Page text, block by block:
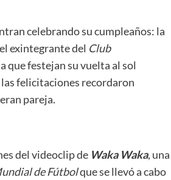
celebrando su cumpleaños: la
exintegrante del Club
que festejan su vuelta al sol
las felicitaciones recordaron
pareja.
del videoclip de Waka Waka, una
de Fútbolque se llevó a cabo